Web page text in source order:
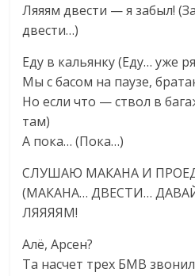
Ляяям двести — я забыл!
двести…)
Еду в кальянку (Еду… уже
Мы с басом на паузе,
Но если что — ствол в
там)
А пока… (Пока…)
СЛУШАЮ МАКАНА И
(МАКАНА… ДВЕСТИ…
ЛЯЯЯЯМ!
Алё, Арсен?
Та насчет трех БМВ